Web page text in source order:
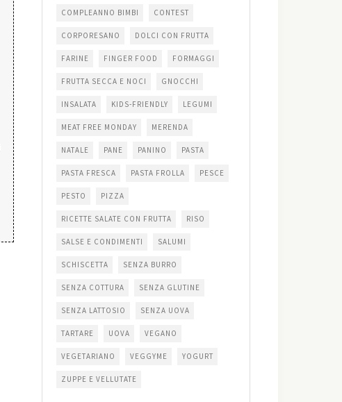
COMPLEANNO BIMBI CONTEST
CORPORESANO DOLCI CON FRUTTA
FARINE FINGER FOOD FORMAGGI
FRUTTA SECCA E NOCI GNOCCHI
INSALATA KIDS-FRIENDLY LEGUMI
MEAT FREE MONDAY MERENDA
NATALE PANE PANINO PASTA
PASTA FRESCA PASTA FROLLA PESCE
PESTO PIZZA
RICETTE SALATE CON FRUTTA RISO
SALSE E CONDIMENTI SALUMI
SCHISCETTA SENZA BURRO
SENZA COTTURA SENZA GLUTINE
SENZA LATTOSIO SENZA UOVA
TARTARE UOVA VEGANO
VEGETARIANO VEGGYME YOGURT
ZUPPE E VELLUTATE